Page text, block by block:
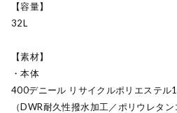
【容量】
32L
【素材】
・本体
400デニール リサイクルポリエステル
（DWR耐久性撥水加工／ポリウレタン